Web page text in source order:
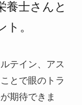
養士さんと
ト。
テイン、アス
とで眼のトラ
期待できま